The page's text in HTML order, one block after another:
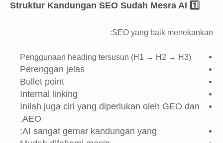
1️⃣ Struktur Kandungan SEO Sudah Mesra AI
SEO yang baik menekankan:
Penggunaan heading tersusun (H1 → H2 → H3)
Perenggan jelas
Bullet point
Internal linking
Inilah juga ciri yang diperlukan oleh GEO dan
AEO.
AI sangat gemar kandungan yang: